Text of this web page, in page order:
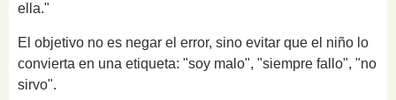
ella."
El objetivo no es negar el error, sino evitar que el niño lo
convierta en una etiqueta: "soy malo", "siempre fallo", "no
sirvo".